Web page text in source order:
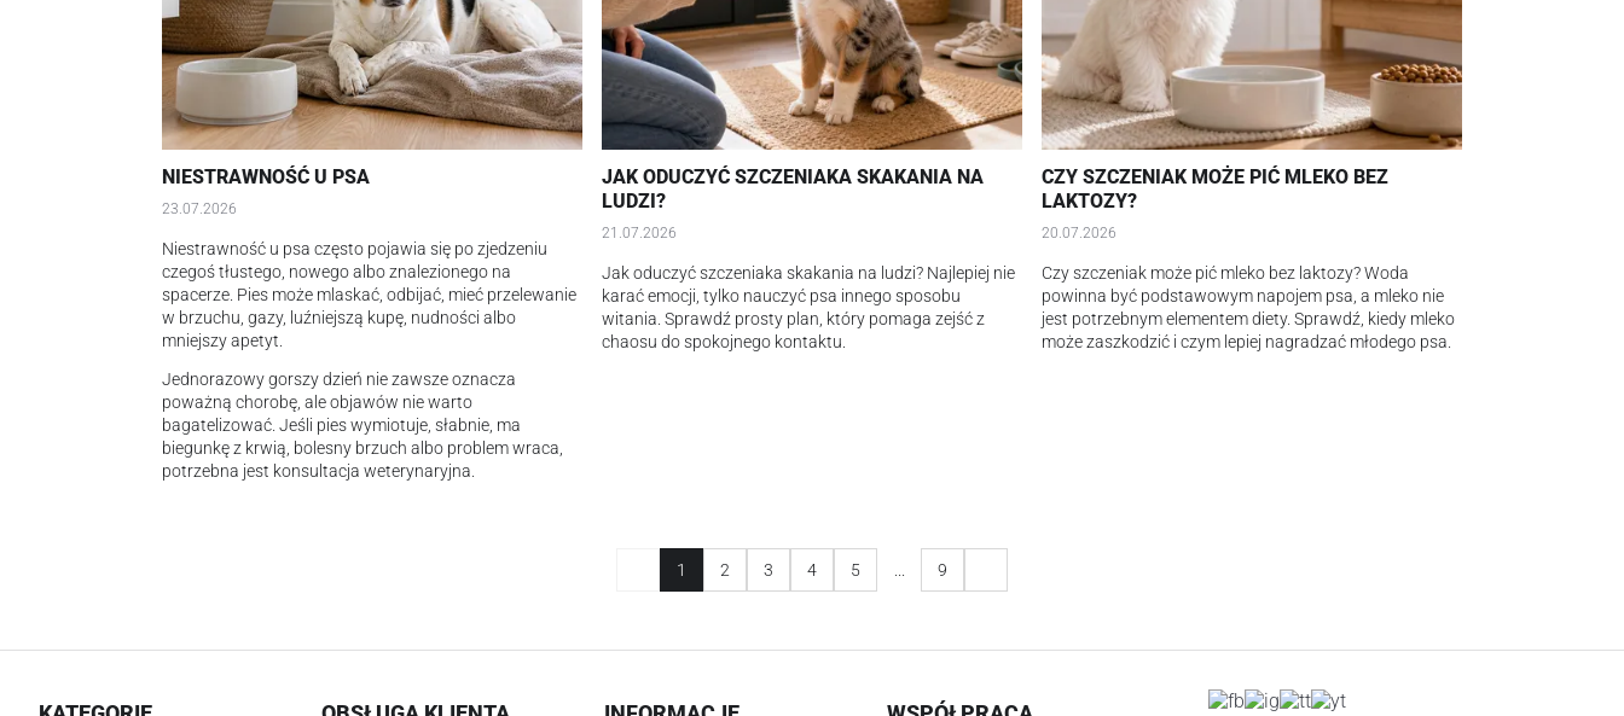
NIESTRAWNOŚĆ U PSA
23.07.2026
Niestrawność u psa często pojawia się po zjedzeniu
czegoś tłustego, nowego albo znalezionego na
spacerze. Pies może mlaskać, odbijać, mieć przelewanie
w brzuchu, gazy, luźniejszą kupę, nudności albo
mniejszy apetyt.
Jednorazowy gorszy dzień nie zawsze oznacza
poważną chorobę, ale objawów nie warto
bagatelizować. Jeśli pies wymiotuje, słabnie, ma
biegunkę z krwią, bolesny brzuch albo problem wraca,
potrzebna jest konsultacja weterynaryjna.
JAK ODUCZYĆ SZCZENIAKA SKAKANIA NA
LUDZI?
21.07.2026
Jak oduczyć szczeniaka skakania na ludzi? Najlepiej nie
karać emocji, tylko nauczyć psa innego sposobu
witania. Sprawdź prosty plan, który pomaga zejść z
chaosu do spokojnego kontaktu.
CZY SZCZENIAK MOŻE PIĆ MLEKO BEZ
LAKTOZY?
20.07.2026
Czy szczeniak może pić mleko bez laktozy? Woda
powinna być podstawowym napojem psa, a mleko nie
jest potrzebnym elementem diety. Sprawdź, kiedy mleko
może zaszkodzić i czym lepiej nagradzać młodego psa.
1 2 3 4 5 9